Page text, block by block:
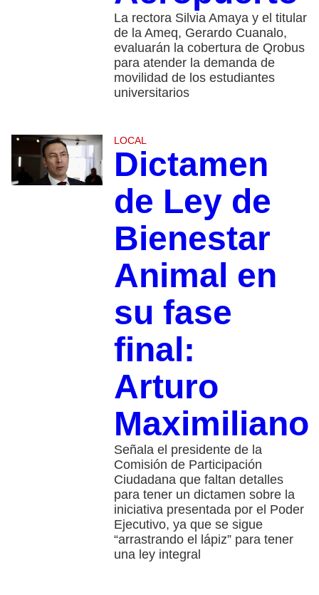
La rectora Silvia Amaya y el titular
de la Ameq, Gerardo Cuanalo,
evaluarán la cobertura de Qrobus
para atender la demanda de
movilidad de los estudiantes
universitarios
LOCAL
Dictamen
de Ley de
Bienestar
Animal en
su fase
final:
Arturo
Maximiliano
Señala el presidente de la
Comisión de Participación
Ciudadana que faltan detalles
para tener un dictamen sobre la
iniciativa presentada por el Poder
Ejecutivo, ya que se sigue
“arrastrando el lápiz” para tener
una ley integral